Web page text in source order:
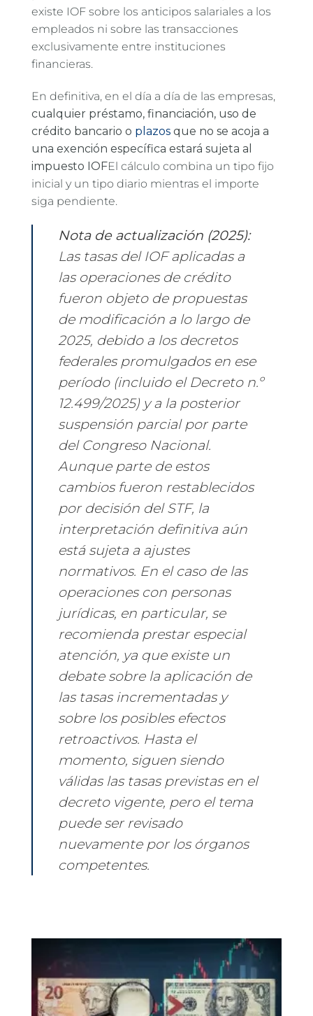
existe IOF sobre los anticipos salariales a los
empleados ni sobre las transacciones
exclusivamente entre instituciones
financieras.
En definitiva, en el día a día de las empresas,
cualquier préstamo, financiación, uso de
crédito bancario o plazos que no se acoja a
una exención específica estará sujeta al
impuesto IOFEl cálculo combina un tipo fijo
inicial y un tipo diario mientras el importe
siga pendiente.
Nota de actualización (2025):
Las tasas del IOF aplicadas a
las operaciones de crédito
fueron objeto de propuestas
de modificación a lo largo de
2025, debido a los decretos
federales promulgados en ese
período (incluido el Decreto n.º
12.499/2025) y a la posterior
suspensión parcial por parte
del Congreso Nacional.
Aunque parte de estos
cambios fueron restablecidos
por decisión del STF, la
interpretación definitiva aún
está sujeta a ajustes
normativos. En el caso de las
operaciones con personas
jurídicas, en particular, se
recomienda prestar especial
atención, ya que existe un
debate sobre la aplicación de
las tasas incrementadas y
sobre los posibles efectos
retroactivos. Hasta el
momento, siguen siendo
válidas las tasas previstas en el
decreto vigente, pero el tema
puede ser revisado
nuevamente por los órganos
competentes.